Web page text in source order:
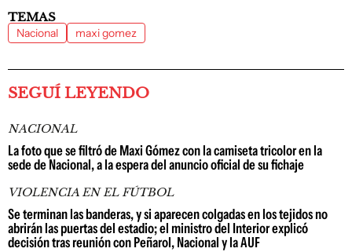
TEMAS
Nacional maxi gomez
SEGUÍ LEYENDO
NACIONAL
La foto que se filtró de Maxi Gómez con la camiseta tricolor en la
sede de Nacional, a la espera del anuncio oficial de su fichaje
VIOLENCIA EN EL FÚTBOL
Se terminan las banderas, y si aparecen colgadas en los tejidos no
abrirán las puertas del estadio; el ministro del Interior explicó
decisión tras reunión con Peñarol, Nacional y la AUF